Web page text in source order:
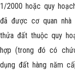
1/2000 hoặc quy
đã được cơ quan
thửa đất thuộc quy
hợp (trong đó có
dụng đất hàng năm